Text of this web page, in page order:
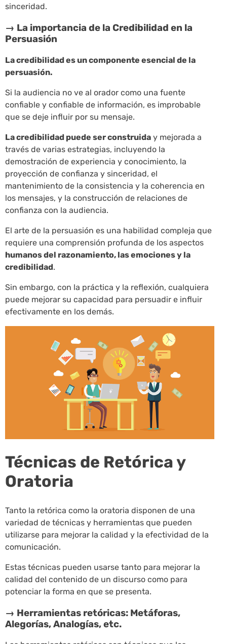
sinceridad.
→ La importancia de la Credibilidad en la
Persuasión
La credibilidad es un componente esencial de la
persuasión.
Si la audiencia no ve al orador como una fuente
confiable y confiable de información, es improbable
que se deje influir por su mensaje.
La credibilidad puede ser construida y mejorada a
través de varias estrategias, incluyendo la
demostración de experiencia y conocimiento, la
proyección de confianza y sinceridad, el
mantenimiento de la consistencia y la coherencia en
los mensajes, y la construcción de relaciones de
confianza con la audiencia.
El arte de la persuasión es una habilidad compleja que
requiere una comprensión profunda de los aspectos
humanos del razonamiento, las emociones y la
credibilidad.
Sin embargo, con la práctica y la reflexión, cualquiera
puede mejorar su capacidad para persuadir e influir
efectivamente en los demás.
Técnicas de Retórica y
Oratoria
Tanto la retórica como la oratoria disponen de una
variedad de técnicas y herramientas que pueden
utilizarse para mejorar la calidad y la efectividad de la
comunicación.
Estas técnicas pueden usarse tanto para mejorar la
calidad del contenido de un discurso como para
potenciar la forma en que se presenta.
→ Herramientas retóricas: Metáforas,
Alegorías, Analogías, etc.